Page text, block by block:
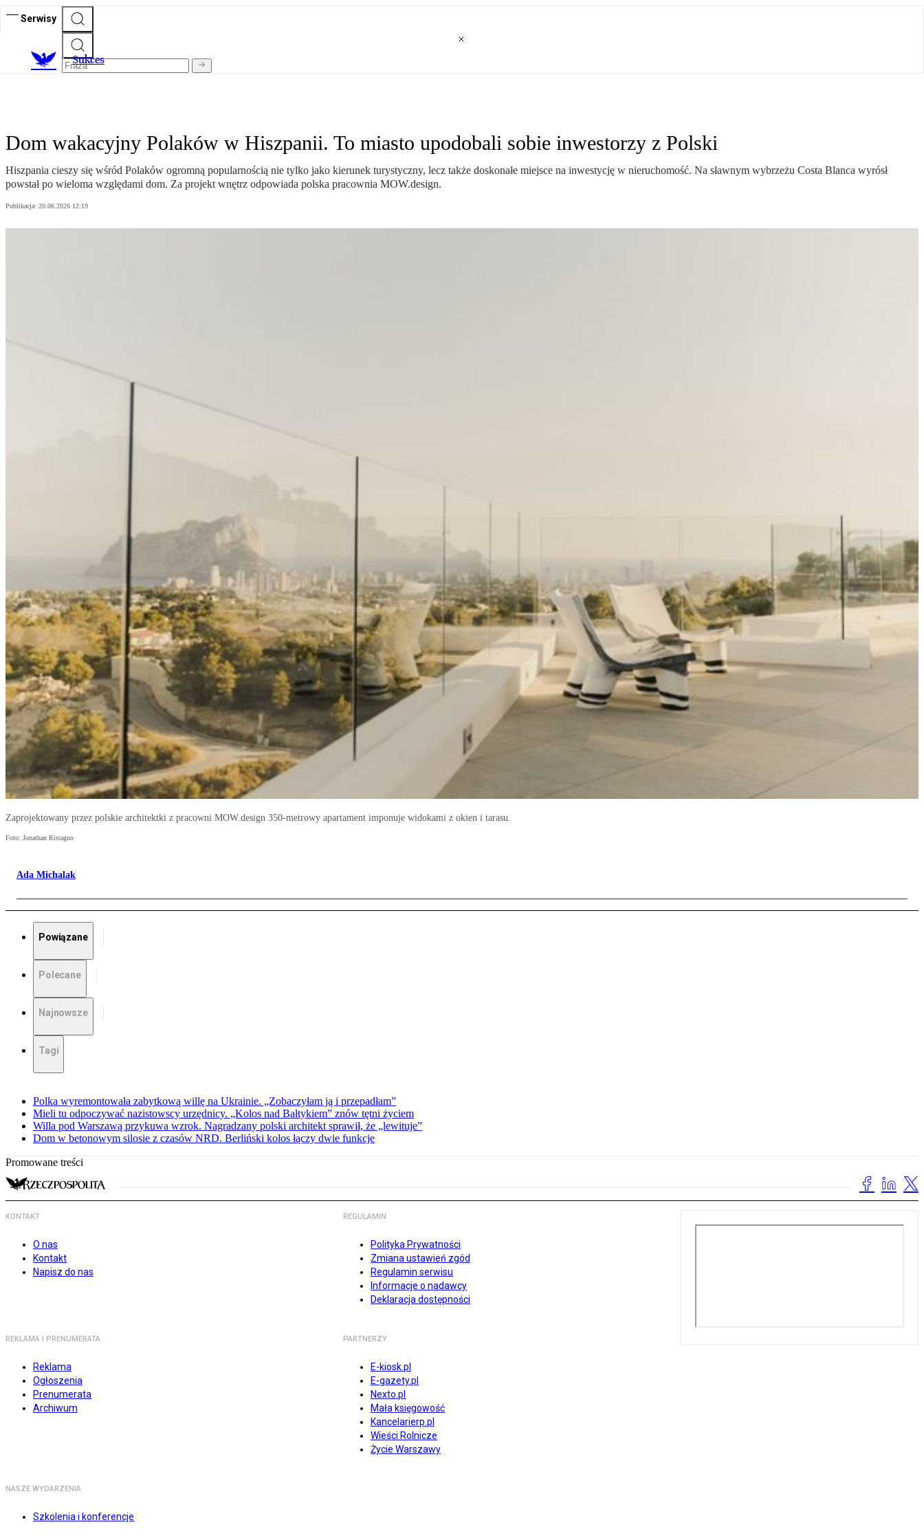
Serwisy
Sukces
Dom wakacyjny Polaków w Hiszpanii. To miasto upodobali sobie inwestorzy z Polski
Hiszpania cieszy się wśród Polaków ogromną popularnością nie tylko jako kierunek turystyczny, lecz także doskonałe miejsce na inwestycję w nieruchomość. Na sławnym wybrzeżu Costa Blanca wyrósł
powstał po wieloma względami dom. Za projekt wnętrz odpowiada polska pracownia MOW.design.
Publikacja: 20.06.2026 12:19
Zaprojektowany przez polskie architektki z pracowni MOW.design 350-metrowy apartament imponuje widokami z okien i tarasu.
Foto: Jonathan Ristagno
Ada Michalak
Powiązane
Polecane
Najnowsze
Tagi
Polka wyremontowała zabytkową willę na Ukrainie. „Zobaczyłam ją i przepadłam”
Mieli tu odpoczywać nazistowscy urzędnicy. „Kolos nad Bałtykiem” znów tętni życiem
Willa pod Warszawą przykuwa wzrok. Nagradzany polski architekt sprawił, że „lewituje”
Dom w betonowym silosie z czasów NRD. Berliński kolos łączy dwie funkcje
Promowane treści
KONTAKT
O nas
Kontakt
Napisz do nas
REGULAMIN
Polityka Prywatności
Zmiana ustawień zgód
Regulamin serwisu
Informacje o nadawcy
Deklaracja dostępności
REKLAMA I PRENUMERATA
Reklama
Ogłoszenia
Prenumerata
Archiwum
PARTNERZY
E-kiosk.pl
E-gazety.pl
Nexto.pl
Mała księgowość
Kancelarierp.pl
Wieści Rolnicze
Życie Warszawy
NASZE WYDARZENIA
Szkolenia i konferencje